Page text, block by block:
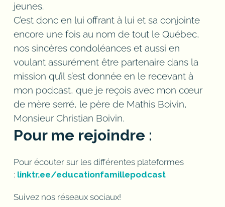
jeunes.
C’est donc en lui offrant à lui et sa conjointe
encore une fois au nom de tout le Québec,
nos sincères condoléances et aussi en
voulant assurément être partenaire dans la
mission qu’il s’est donnée en le recevant à
mon podcast, que je reçois avec mon cœur
de mère serré, le père de Mathis Boivin,
Monsieur Christian Boivin.
Pour me rejoindre :
Pour écouter sur les différentes plateformes
: linktr.ee/educationfamillepodcast
Suivez nos réseaux sociaux!